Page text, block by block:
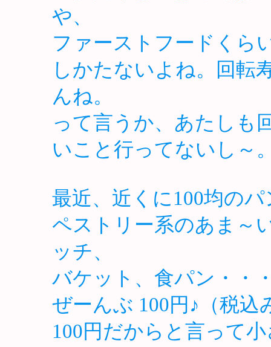
や、
ファーストフードくら
しかたないよね。回転
んね。
って言うか、あたしも
いこと行ってないし～
最近、近くに100均の
ペストリー系のあま～
ッチ、
バケット、食パン・・
ぜーんぶ 100円♪（税込
100円だからと言って